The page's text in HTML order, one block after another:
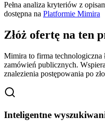
Pełna analiza kryteriów z
dostępna na Platformie Mimira
Złóż ofertę na ten
Mimira to firma technologiczna
zamówień publicznych.
znalezienia postępowania po
Inteligentne